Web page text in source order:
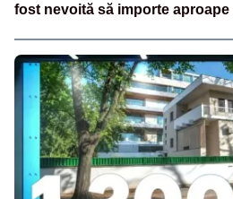
fost nevoită să importe